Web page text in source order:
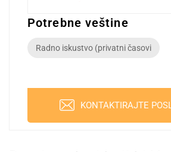
Potrebne veštine
Radno iskustvo (privatni časovi
KONTAKTIRAJTE